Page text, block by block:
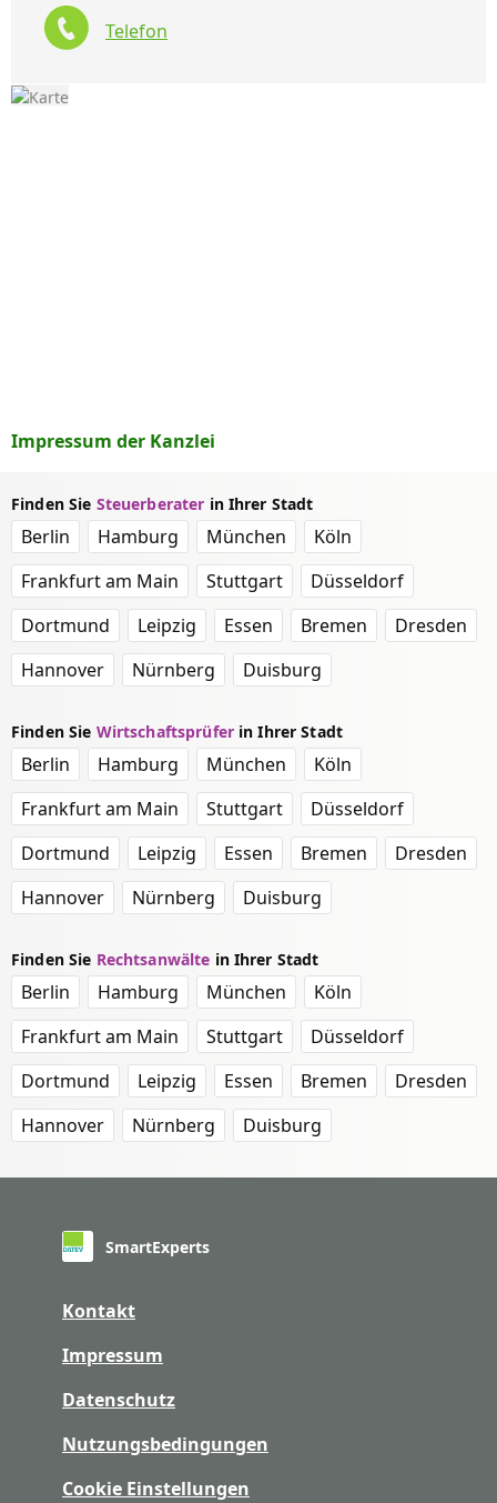
Telefon
Impressum der Kanzlei
Finden Sie Steuerberater in Ihrer Stadt
Berlin Hamburg München
Köln
Frankfurt am Main
Stuttgart
Düsseldorf
Dortmund
Leipzig Essen Bremen
Dresden
Hannover
Nürnberg Duisburg
Finden Sie Wirtschaftsprüferin Ihrer Stadt
Berlin Hamburg München
Köln
Frankfurt am Main
Stuttgart
Düsseldorf
Dortmund
Leipzig Essen Bremen
Dresden
Hannover
Nürnberg Duisburg
Finden Sie Rechtsanwälte in Ihrer Stadt
Berlin Hamburg München
Köln
Frankfurt am Main
Stuttgart
Düsseldorf
Dortmund
Leipzig Essen Bremen
Dresden
Hannover
Nürnberg Duisburg
SmartExperts
Kontakt
Impressum
Datenschutz
Nutzungsbedingungen
Cookie Einstellungen